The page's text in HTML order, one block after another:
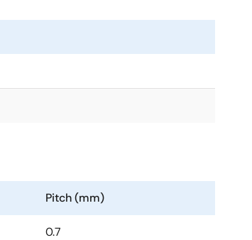
Pitch (mm)
0.7